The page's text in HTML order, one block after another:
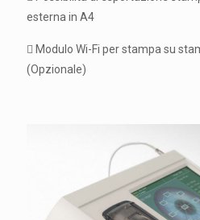
esterna in A4
 Modulo Wi-Fi per stampa su
(Opzionale)